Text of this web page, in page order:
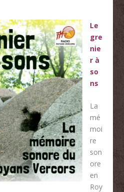
Le
gre
nie
r à
so
ns
La
mé
moi
re
son
ore
en
Roy